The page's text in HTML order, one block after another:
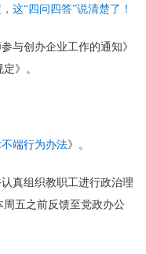
这“四问四答”说清楚了！
与创办企业工作的通知》
》。
端行为办法》。
真组织教职工进行政治理
五之前反馈至党政办公